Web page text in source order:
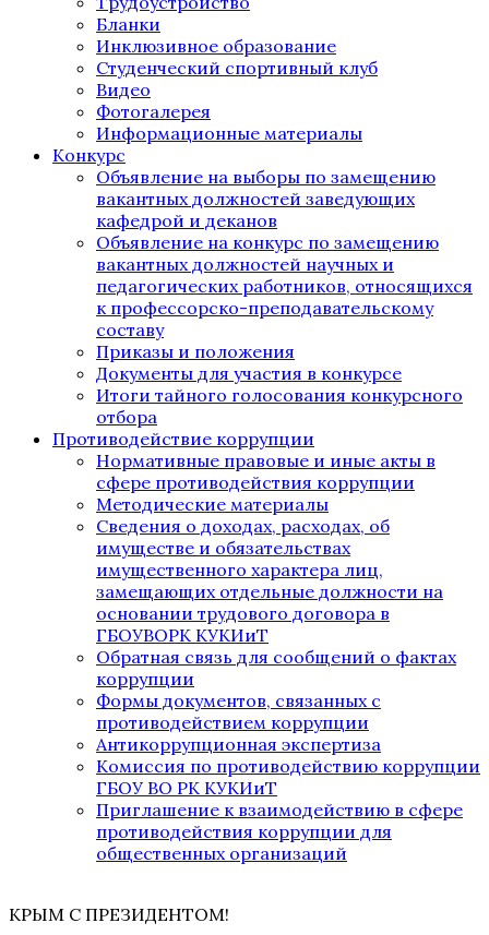
Бланки
Инклюзивное образование
Студенческий спортивный клуб
Видео
Фотогалерея
Информационные материалы
Конкурс
Объявление на выборы по замещению
вакантных должностей заведующих
кафедрой и деканов
Объявление на конкурс по замещению
вакантных должностей научных и
педагогических работников, относящихся
к профессорско-преподавательскому
составу
Приказы и положения
Документы для участия в конкурсе
Итоги тайного голосования конкурсного
отбора
Противодействие коррупции
Нормативные правовые и иные акты в
сфере противодействия коррупции
Методические материалы
Сведения о доходах, расходах, об
имуществе и обязательствах
имущественного характера лиц,
замещающих отдельные должности на
основании трудового договора в
ГБОУВОРК КУКИиТ
Обратная связь для сообщений о фактах
коррупции
Формы документов, связанных с
противодействием коррупции
Антикоррупционная экспертиза
Комиссия по противодействию коррупции
ГБОУ ВО РК КУКИиТ
Приглашение к взаимодействию в сфере
противодействия коррупции для
общественных организаций
КРЫМ С ПРЕЗИДЕНТОМ!